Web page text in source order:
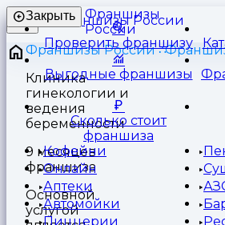
Франшизы
России
Закрыть
Проверить франшизу
Выгодные франшизы
Сколько стоит
франшиза
Кофейни
Онлайн
Аптеки
Автомойки
Пиццерии
Франшизы России
Клиника
гинекологии и
ведения
беременности
9 месяцев
франшиза
Основной
услугой